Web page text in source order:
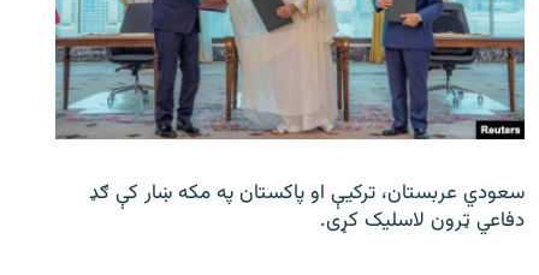
سعودي عربستان، ترکیې او پاکستان په مکه ښار کې ګډ
دفاعي ټرون لاسلیک کړی.